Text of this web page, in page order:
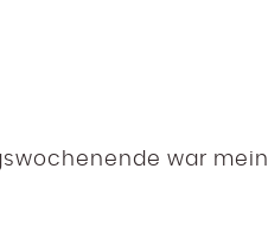
war mein